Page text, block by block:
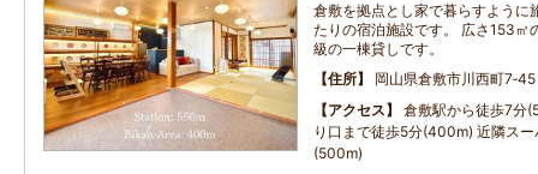
倉敷を拠点とし家で暮らすように
たりの宿泊施設です。 広さ153㎡
級の一棟貸しです。
住所
岡山県倉敷市川西町7‐45
アクセス
倉敷駅から徒歩7分
り口まで徒歩5分(400m) 近隣ス
(500m)